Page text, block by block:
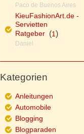
Paco de Buenos Aires
KieuFashionArt.de -
Servietten
Ratgeber(1)
Daniel
Kategorien
Anleitungen
Automobile
Blogging
Blogparaden